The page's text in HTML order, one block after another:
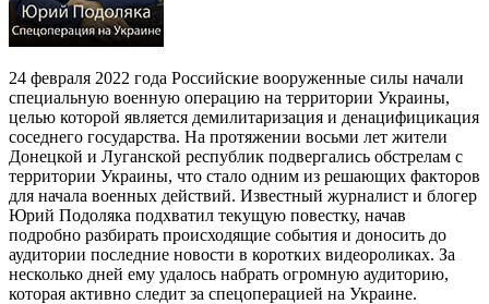
24 февраля 2022 года Российские вооруженные силы начали
специальную военную операцию на территории Украины,
целью которой является демилитаризация и денацифицикация
соседнего государства. На протяжении восьми лет жители
Донецкой и Луганской республик подвергались обстрелам с
территории Украины, что стало одним из решающих факторов
для начала военных действий. Известный журналист и блогер
Юрий Подоляка подхватил текущую повестку, начав
подробно разбирать происходящие события и доносить до
аудитории последние новости в коротких видеороликах. За
несколько дней ему удалось набрать огромную аудиторию,
которая активно следит за спецоперацией на Украине.